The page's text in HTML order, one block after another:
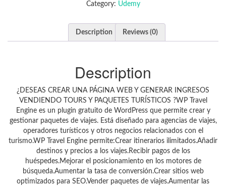
Category: Udemy
Description Reviews (0)
Description
¿DESEAS CREAR UNA PÁGINA WEB Y GENERAR INGRESOS
VENDIENDO TOURS Y PAQUETES TURÍSTICOS ?WP Travel
Engine es un plugin gratuito de WordPress que permite crear y
gestionar paquetes de viajes. Está diseñado para agencias de viajes,
operadores turísticos y otros negocios relacionados con el
turismo.WP Travel Engine permite:Crear itinerarios ilimitados.Añadir
destinos y precios a los viajes.Recibir pagos de los
huéspedes.Mejorar el posicionamiento en los motores de
búsqueda.Aumentar la tasa de conversión.Crear sitios web
optimizados para SEO.Vender paquetes de viajes.Aumentar las